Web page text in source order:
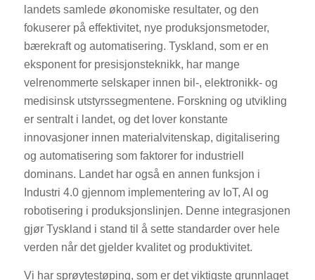
landets samlede økonomiske resultater, og den
fokuserer på effektivitet, nye produksjonsmetoder,
bærekraft og automatisering. Tyskland, som er en
eksponent for presisjonsteknikk, har mange
velrenommerte selskaper innen bil-, elektronikk- og
medisinsk utstyrssegmentene. Forskning og utvikling
er sentralt i landet, og det lover konstante
innovasjoner innen materialvitenskap, digitalisering
og automatisering som faktorer for industriell
dominans. Landet har også en annen funksjon i
Industri 4.0 gjennom implementering av IoT, AI og
robotisering i produksjonslinjen. Denne integrasjonen
gjør Tyskland i stand til å sette standarder over hele
verden når det gjelder kvalitet og produktivitet.
Vi har sprøytestøping, som er det viktigste grunnlaget